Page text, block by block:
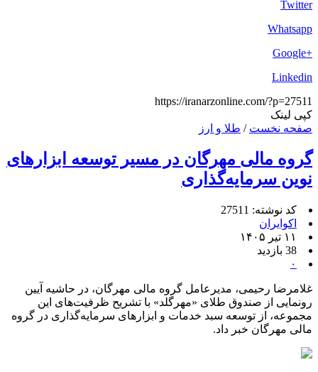
Twitter
Whatsapp
+Google
Linkedin
https://iranarzonline.com/?p=27511
کپی لینک
صفحه نخست / طلا و ارز
گروه مالی مهرگان در مسیر توسعه ابزارهای
نوین سرمایه‌گذاری
کد نوشته: 27511
اکوایران
۱۱ تیر ۱۴۰۵
38 بازدید
۰
غلامرضا رحیمی، مدیرعامل گروه مالی مهرگان، در حاشیه آیین
رونمایی از صندوق طلای «مهرگلد» با تشریح ظرفیت‌های این
مجموعه، از توسعه سبد خدمات و ابزارهای سرمایه‌گذاری در گروه
مالی مهرگان خبر داد.